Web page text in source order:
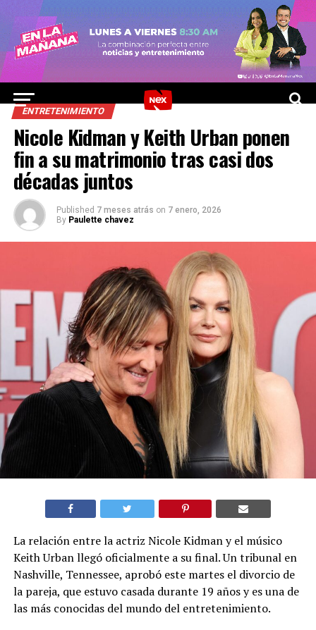
ENTRETENIMIENTO
Nicole Kidman y Keith Urban ponen
fin a su matrimonio tras casi dos
décadas juntos
Published 7 meses atrás on 7 enero, 2026
By Paulette chavez
La relación entre la actriz Nicole Kidman y el músico
Keith Urban llegó oficialmente a su final. Un tribunal en
Nashville, Tennessee, aprobó este martes el divorcio de
la pareja, que estuvo casada durante 19 años y es una de
las más conocidas del mundo del entretenimiento.